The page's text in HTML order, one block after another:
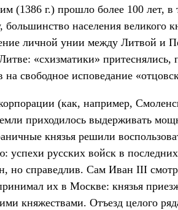
(1386 г.) прошло более 100 лет, в
населения великого
личной унии между Литвой и
«схизматики» притеснялись,
свободное исповедание
(как, например,
приходилось выдерживать
князья решили
успехи русских войск в
но справедлив. Сам Иван III
их в Москве: князья
княжествами. Отъезд целого